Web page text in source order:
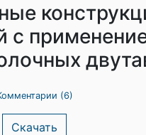
с
(6)
Скачать